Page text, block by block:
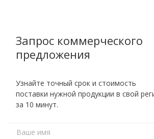
Запрос коммерческого
предложения
Узнайте точный срок и стоимость
поставки нужной продукции в свой
за 10 минут.